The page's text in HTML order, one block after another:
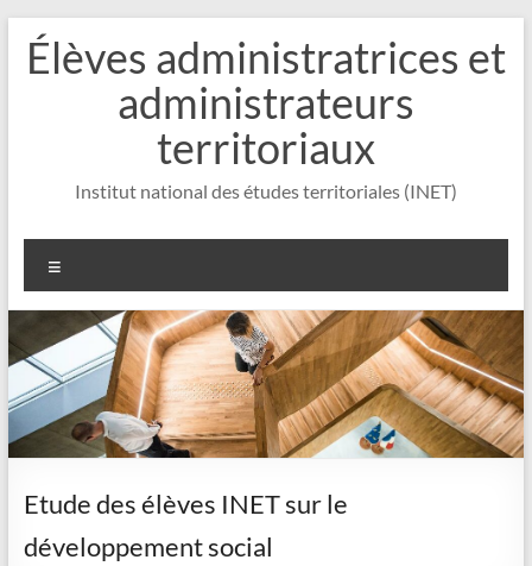
Aller
contenu
Élèves administratrices et
administrateurs
territoriaux
Institut national des études territoriales (INET)
Etude des élèves INET sur le
développement social